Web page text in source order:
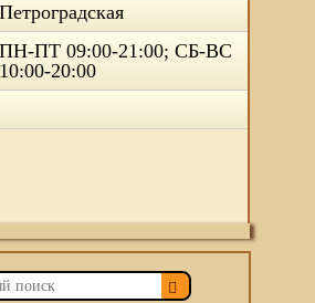
Петроградская
ПН-ПТ 09:00-21:00; СБ-ВС
10:00-20:00